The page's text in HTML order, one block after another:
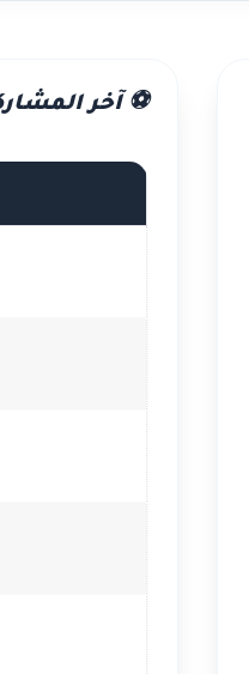
⚽ آخر